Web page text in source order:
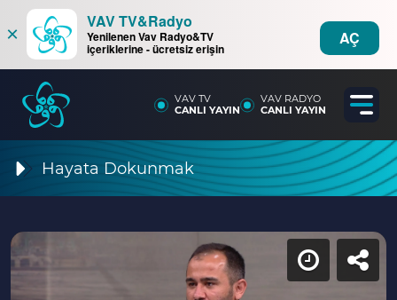
×
VAV TV&Radyo
Yenilenen Vav Radyo&TV
içeriklerine - ücretsiz erişin
AÇ
VAV TV
CANLI YAYIN
VAV RADYO
CANLI YAYIN
Hayata Dokunmak